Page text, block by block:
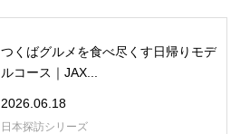
つくばグルメを食べ尽くす日帰りモデ
ルコース｜JAX...
2026.06.18
日本探訪シリーズ